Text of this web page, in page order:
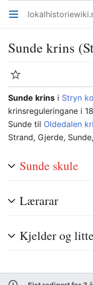
Åpne hovedmenyen
Sunde krins
Overvåk
Sunde krins i Stryn
krinsreguleringane i
Sunde til Oldedalen
Strand, Gjerde,
Sunde skule
Lærarar
Kjelder og